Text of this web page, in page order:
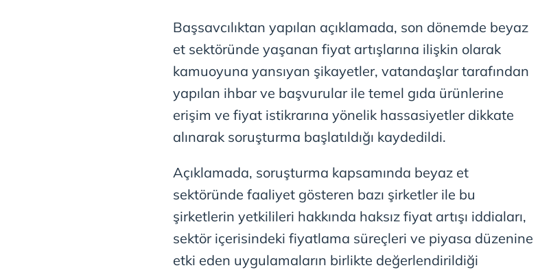
Başsavcılıktan yapılan açıklamada, son dönemde beyaz
et sektöründe yaşanan fiyat artışlarına ilişkin olarak
kamuoyuna yansıyan şikayetler, vatandaşlar tarafından
yapılan ihbar ve başvurular ile temel gıda ürünlerine
erişim ve fiyat istikrarına yönelik hassasiyetler dikkate
alınarak soruşturma başlatıldığı kaydedildi.
Açıklamada, soruşturma kapsamında beyaz et
sektöründe faaliyet gösteren bazı şirketler ile bu
şirketlerin yetkilileri hakkında haksız fiyat artışı iddiaları,
sektör içerisindeki fiyatlama süreçleri ve piyasa düzenine
etki eden uygulamaların birlikte değerlendirildiği